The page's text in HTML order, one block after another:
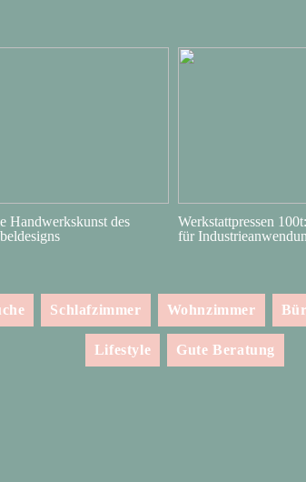
Handwerkskunst des
Werkstattpressen
für
Schlafzimmer Wohnzimmer
Lifestyle Gute Beratung